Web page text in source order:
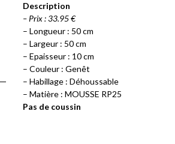
Description
– Prix : 33.95 €
– Longueur : 50 cm
– Largeur : 50 cm
– Epaisseur : 10 cm
– Couleur : Genêt
– Habillage : Déhoussable
– Matière : MOUSSE RP25
Pas de coussin